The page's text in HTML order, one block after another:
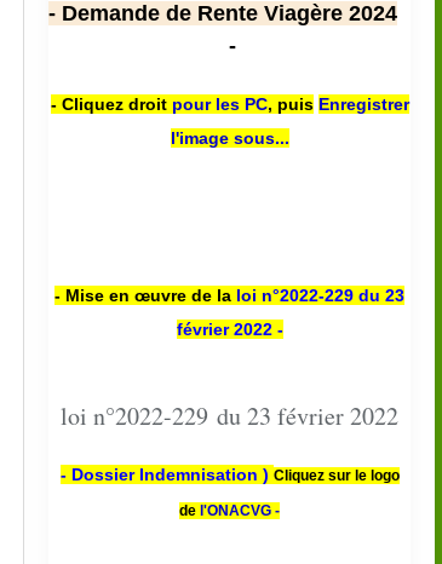
- Demande de Rente Viagère 2024
-
- Cliquez droit pour les PC, puis Enregistrer
l'image sous...
- Mise en œuvre de la loi n°2022-229 du 23
février 2022 -
loi n°2022-229 du 23 février 2022
- Dossier Indemnisation ) Cliquez sur le logo
de l'ONACVG -